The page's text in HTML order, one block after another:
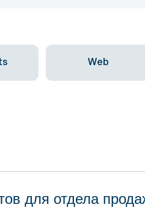
Web
для отдела